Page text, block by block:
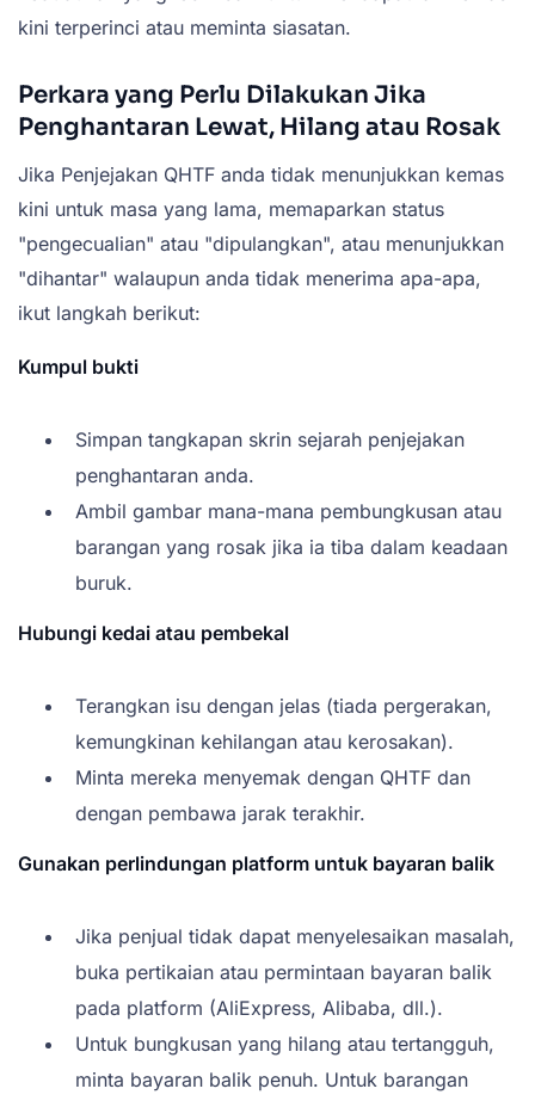
kini terperinci atau meminta siasatan.
Perkara yang Perlu Dilakukan Jika
Penghantaran Lewat, Hilang atau Rosak
Jika Penjejakan QHTF anda tidak menunjukkan kemas
kini untuk masa yang lama, memaparkan status
"pengecualian" atau "dipulangkan", atau menunjukkan
"dihantar" walaupun anda tidak menerima apa-apa,
ikut langkah berikut:
Kumpul bukti
Simpan tangkapan skrin sejarah penjejakan
penghantaran anda.
Ambil gambar mana-mana pembungkusan atau
barangan yang rosak jika ia tiba dalam keadaan
buruk.
Hubungi kedai atau pembekal
Terangkan isu dengan jelas (tiada pergerakan,
kemungkinan kehilangan atau kerosakan).
Minta mereka menyemak dengan QHTF dan
dengan pembawa jarak terakhir.
Gunakan perlindungan platform untuk bayaran balik
Jika penjual tidak dapat menyelesaikan masalah,
buka pertikaian atau permintaan bayaran balik
pada platform (AliExpress, Alibaba, dll.).
Untuk bungkusan yang hilang atau tertangguh,
minta bayaran balik penuh. Untuk barangan